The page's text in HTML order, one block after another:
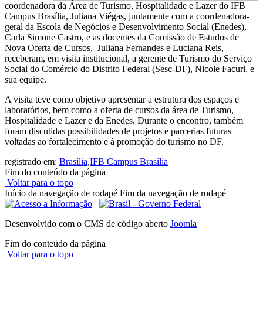
coordenadora da Área de Turismo, Hospitalidade e Lazer do IFB
Campus Brasília, Juliana Viégas, juntamente com a coordenadora-
geral da Escola de Negócios e Desenvolvimento Social (Enedes),
Carla Simone Castro, e as docentes da Comissão de Estudos de
Nova Oferta de Cursos, Juliana Fernandes e Luciana Reis,
receberam, em visita institucional, a gerente de Turismo do Serviço
Social do Comércio do Distrito Federal (Sesc-DF), Nicole Facuri, e
sua equipe.
A visita teve como objetivo apresentar a estrutura dos espaços e
laboratórios, bem como a oferta de cursos da área de Turismo,
Hospitalidade e Lazer e da Enedes. Durante o encontro, também
foram discutidas possibilidades de projetos e parcerias futuras
voltadas ao fortalecimento e à promoção do turismo no DF.
registrado em: Brasília,IFB Campus Brasília
Fim do conteúdo da página
Voltar para o topo
Início da navegação de rodapé Fim da navegação de rodapé
Desenvolvido com o CMS de código aberto Joomla
Fim do conteúdo da página
Voltar para o topo